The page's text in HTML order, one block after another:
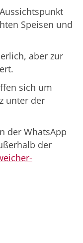
Speisen und
aber zur
sich um
unter der
der WhatsApp
der